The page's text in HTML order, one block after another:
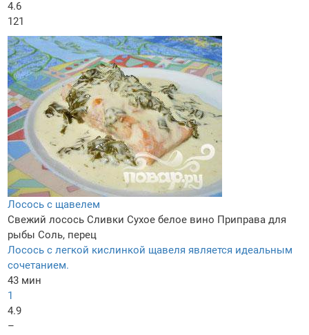
4.6
121
Лосось с щавелем
Свежий лосось Сливки Сухое белое вино Приправа для
рыбы Соль, перец
Лосось с легкой кислинкой щавеля является идеальным
сочетанием.
43 мин
1
4.9
–